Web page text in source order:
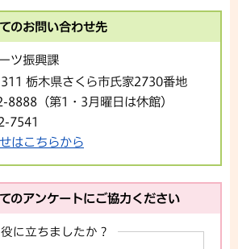
のお問い合わせ先
ツ振興課
栃木県さくら市氏家2730番地
8888（第1・3月曜日は休館）
7541
はこちらから
のアンケートにご協力ください
に立ちましたか？